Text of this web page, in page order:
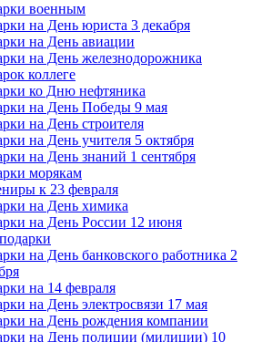
военным
на День юриста 3 декабря
на День авиации
на День железнодорожника
коллеге
ко Дню нефтяника
на День Победы 9 мая
на День строителя
на День учителя 5 октября
на День знаний 1 сентября
морякам
к 23 февраля
на День химика
на День России 12 июня
на День банковского работника 2
на 14 февраля
на День электросвязи 17 мая
на День рождения компании
на День полиции (милиции) 10